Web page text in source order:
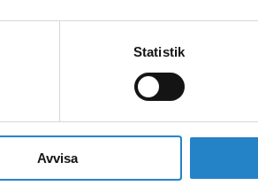
Statistik
Avvisa